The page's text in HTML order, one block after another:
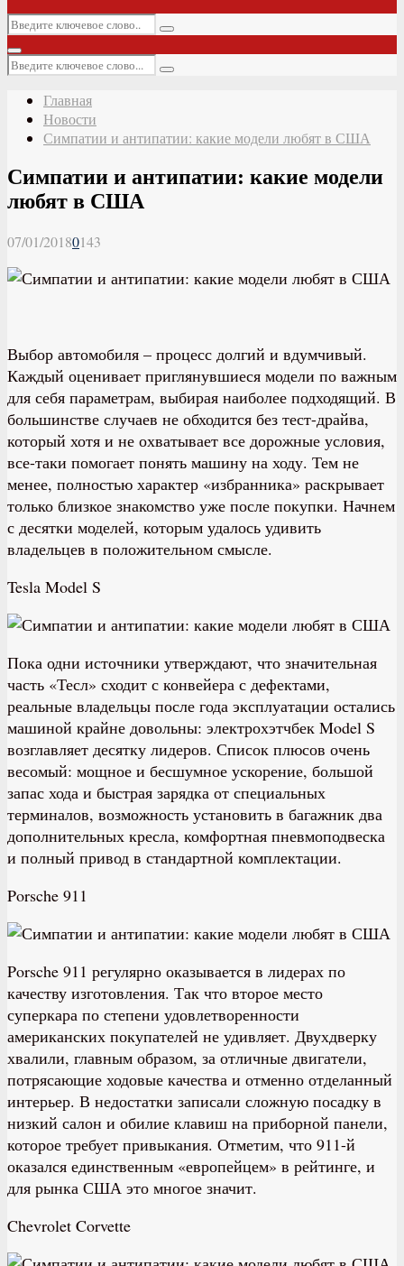
Искать:
Поиск
Основное
меню
Искать:
Поиск
Главная
Новости
Симпатии и антипатии: какие модели любят в США
Симпатии и антипатии: какие модели
любят в США
07/01/20180143
Выбор автомобиля – процесс долгий и вдумчивый.
Каждый оценивает приглянувшиеся модели по важным
для себя параметрам, выбирая наиболее подходящий. В
большинстве случаев не обходится без тест-драйва,
который хотя и не охватывает все дорожные условия,
все-таки помогает понять машину на ходу. Тем не
менее, полностью характер «избранника» раскрывает
только близкое знакомство уже после покупки. Начнем
с десятки моделей, которым удалось удивить
владельцев в положительном смысле.
Tesla Model S
Пока одни источники утверждают, что значительная
часть «Тесл» сходит с конвейера с дефектами,
реальные владельцы после года эксплуатации остались
машиной крайне довольны: электрохэтчбек Model S
возглавляет десятку лидеров. Список плюсов очень
весомый: мощное и бесшумное ускорение, большой
запас хода и быстрая зарядка от специальных
терминалов, возможность установить в багажник два
дополнительных кресла, комфортная пневмоподвеска
и полный привод в стандартной комплектации.
Porsche 911
Porsche 911 регулярно оказывается в лидерах по
качеству изготовления. Так что второе место
суперкара по степени удовлетворенности
американских покупателей не удивляет. Двухдверку
хвалили, главным образом, за отличные двигатели,
потрясающие ходовые качества и отменно отделанный
интерьер. В недостатки записали сложную посадку в
низкий салон и обилие клавиш на приборной панели,
которое требует привыкания. Отметим, что 911-й
оказался единственным «европейцем» в рейтинге, и
для рынка США это многое значит.
Chevrolet Corvette